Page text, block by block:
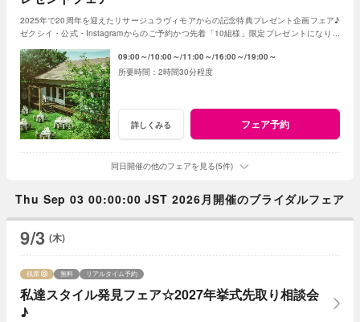
2025年で20周年を迎えたリサージュラヴィモアからの記念特典プレゼント企画フェア♪
ゼクシイ・公式・Instagramからのご予約かつ先着「10組様」限定プレゼントになりま
09:00～ 10:00～ 11:00～ 16:00～ 19:00～
2時間30分程度
詳しくみる フェア予約
同日開催の他のフェアを見る(5件)
Thu Sep 03 00:00:00 JST 2026月開催のブライダルフェア
9/3 (木)
私達スタイル発見フェア☆2027年挙式先取り相談会
♪
残席 無料 リアルタイム予約